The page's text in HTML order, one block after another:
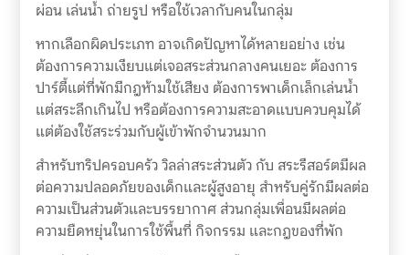
ผ่อน เล่นน้ำ ถ่ายรูป หรือใช้เวลากับคนในกลุ่ม
หากเลือกผิดประเภท อาจเกิดปัญหาได้หลายอย่าง เช่น
ต้องการความเงียบแต่เจอสระส่วนกลางคนเยอะ ต้องการ
ปาร์ตี้แต่ที่พักมีกฎห้ามใช้เสียง ต้องการพาเด็กเล็กเล่นน้ำ
แต่สระลึกเกินไป หรือต้องการความสะอาดแบบควบคุมได้
แต่ต้องใช้สระร่วมกับผู้เข้าพักจำนวนมาก
สำหรับทริปครอบครัว วิลล่าสระส่วนตัว กับ สระรีสอร์ตมีผล
ต่อความปลอดภัยของเด็กและผู้สูงอายุ สำหรับคู่รักมีผลต่อ
ความเป็นส่วนตัวและบรรยากาศ ส่วนกลุ่มเพื่อนมีผลต่อ
ความยืดหยุ่นในการใช้พื้นที่ กิจกรรม และกฎของที่พัก